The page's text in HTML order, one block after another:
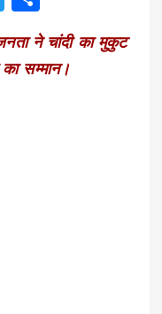
it
te
h
a
re
ने चांदी का मुकुट
सम्मान।